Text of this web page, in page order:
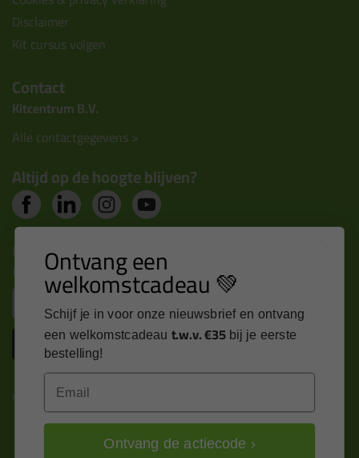
Disclaimer
Kit cursus volgen
Contact
Kitcentrum B.V.
Alle contactgegevens >
Altijd op de hoogte blijven?
Nieuws, tips en exclusieve deals rechtstreeks in je
inbox
Inschrijven
Kitcentrum is trots op:
Ontvang een
welkomstcadeau 💚
Schijf je in voor onze nieuwsbrief en ontvang
een welkomstcadeau t.w.v. €35 bij je eerste
bestelling!
Email
Ontvang de actiecode ›